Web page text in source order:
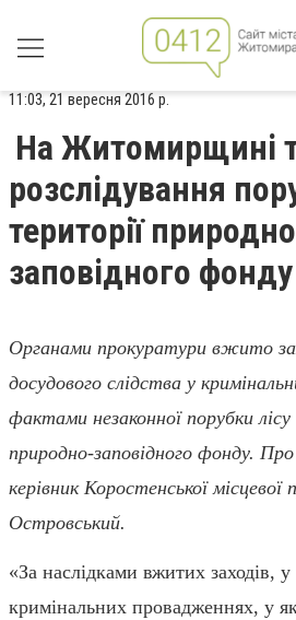
11:03, 21 вересня 2016 р.
На Житомирщині
розслідування
території
заповідного фонду
Органами прокуратури вжито
досудового слідства у
фактами незаконної порубки
природно-заповідного фонду. Про
керівник Коростенської місцевої
Островський.
«За наслідками вжитих заходів,
кримінальних провадженнях, у